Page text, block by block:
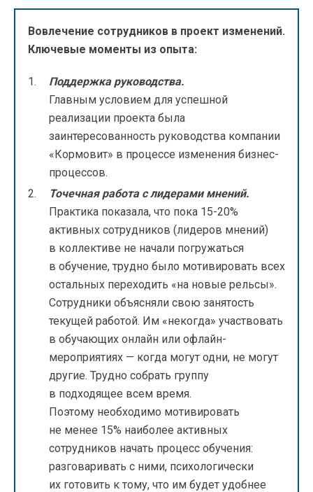
Вовлечение сотрудников в проект изменений.
Ключевые моменты из опыта:
Поддержка руководства.
Главным условием для успешной
реализации проекта была
заинтересованность руководства компании
«Кормовит» в процессе изменения бизнес-
процессов.
Точечная работа с лидерами мнений.
Практика показала, что пока 15-20%
активных сотрудников (лидеров мнений)
в коллективе не начали погружаться
в обучение, трудно было мотивировать всех
остальных переходить «на новые рельсы».
Сотрудники объясняли свою занятость
текущей работой. Им «некогда» участвовать
в обучающих онлайн или офлайн-
мероприятиях — когда могут одни, не могут
другие. Трудно собрать группу
в подходящее всем время.
Поэтому необходимо мотивировать
не менее 15% наиболее активных
сотрудников начать процесс обучения:
разговаривать с ними, психологически
их готовить к тому, что им будет удобнее